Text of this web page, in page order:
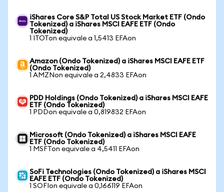
iShares Core S&P Total US Stock Market ETF (Ondo
Tokenized) a iShares MSCI EAFE ETF (Ondo
Tokenized)
1 ITOTon equivale a 1,5413 EFAon
Amazon (Ondo Tokenized) a iShares MSCI EAFE ETF
(Ondo Tokenized)
1 AMZNon equivale a 2,4833 EFAon
PDD Holdings (Ondo Tokenized) a iShares MSCI EAFE
ETF (Ondo Tokenized)
1 PDDon equivale a 0,819832 EFAon
Microsoft (Ondo Tokenized) a iShares MSCI EAFE
ETF (Ondo Tokenized)
1 MSFTon equivale a 4,5411 EFAon
SoFi Technologies (Ondo Tokenized) a iShares MSCI
EAFE ETF (Ondo Tokenized)
1 SOFIon equivale a 0,166119 EFAon